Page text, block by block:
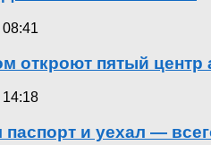
откроют пятый
14:18
паспорт и уехал —